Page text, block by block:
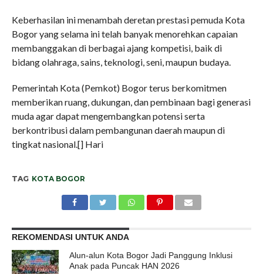
Keberhasilan ini menambah deretan prestasi pemuda Kota
Bogor yang selama ini telah banyak menorehkan capaian
membanggakan di berbagai ajang kompetisi, baik di
bidang olahraga, sains, teknologi, seni, maupun budaya.
Pemerintah Kota (Pemkot) Bogor terus berkomitmen
memberikan ruang, dukungan, dan pembinaan bagi generasi
muda agar dapat mengembangkan potensi serta
berkontribusi dalam pembangunan daerah maupun di
tingkat nasional.[] Hari
TAG KOTA BOGOR
REKOMENDASI UNTUK ANDA
Alun-alun Kota Bogor Jadi Panggung Inklusi
Anak pada Puncak HAN 2026